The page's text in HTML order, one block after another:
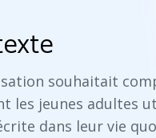
souhaitait
les jeunes adultes
dans leur vie